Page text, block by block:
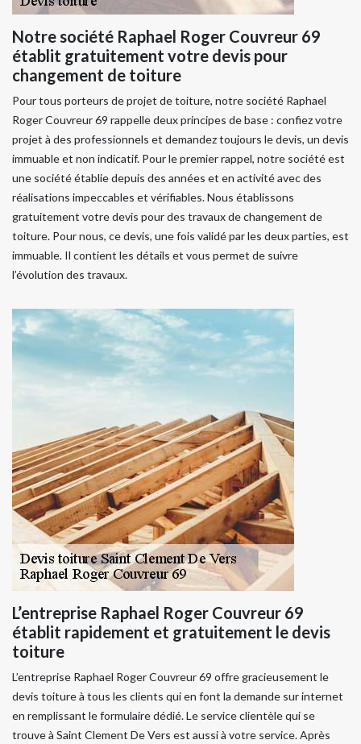
Notre société Raphael Roger Couvreur 69
établit gratuitement votre devis pour
changement de toiture
Pour tous porteurs de projet de toiture, notre société Raphael
Roger Couvreur 69 rappelle deux principes de base : confiez votre
projet à des professionnels et demandez toujours le devis, un devis
immuable et non indicatif. Pour le premier rappel, notre société est
une société établie depuis des années et en activité avec des
réalisations impeccables et vérifiables. Nous établissons
gratuitement votre devis pour des travaux de changement de
toiture. Pour nous, ce devis, une fois validé par les deux parties, est
immuable. Il contient les détails et vous permet de suivre
l’évolution des travaux.
L’entreprise Raphael Roger Couvreur 69
établit rapidement et gratuitement le devis
toiture
L’entreprise Raphael Roger Couvreur 69 offre gracieusement le
devis toiture à tous les clients qui en font la demande sur internet
en remplissant le formulaire dédié. Le service clientèle qui se
trouve à Saint Clement De Vers est aussi à votre service. Après